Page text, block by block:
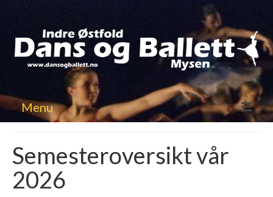
Menu
Nyheter
Infosider
Semesteroversikt vår
2026